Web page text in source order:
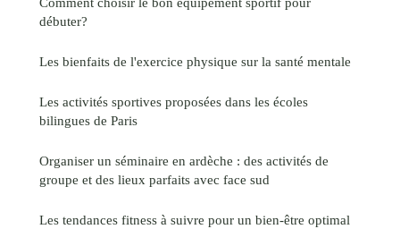
débuter?
Les bienfaits de l'exercice physique sur la santé mentale
Les activités sportives proposées dans les écoles
bilingues de Paris
Organiser un séminaire en ardèche : des activités de
groupe et des lieux parfaits avec face sud
Les tendances fitness à suivre pour un bien-être optimal